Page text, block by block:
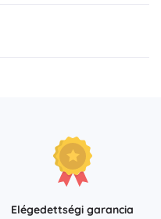
Elégedettségi garancia